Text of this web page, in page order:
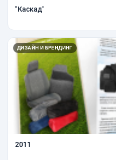
"Каскад"
ДИЗАЙН И БРЕНДИНГ
2011